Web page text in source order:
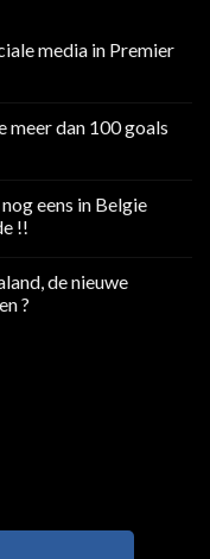
media in Premier
meer dan 100 goals
eens in Belgie
!!
de nieuwe
?